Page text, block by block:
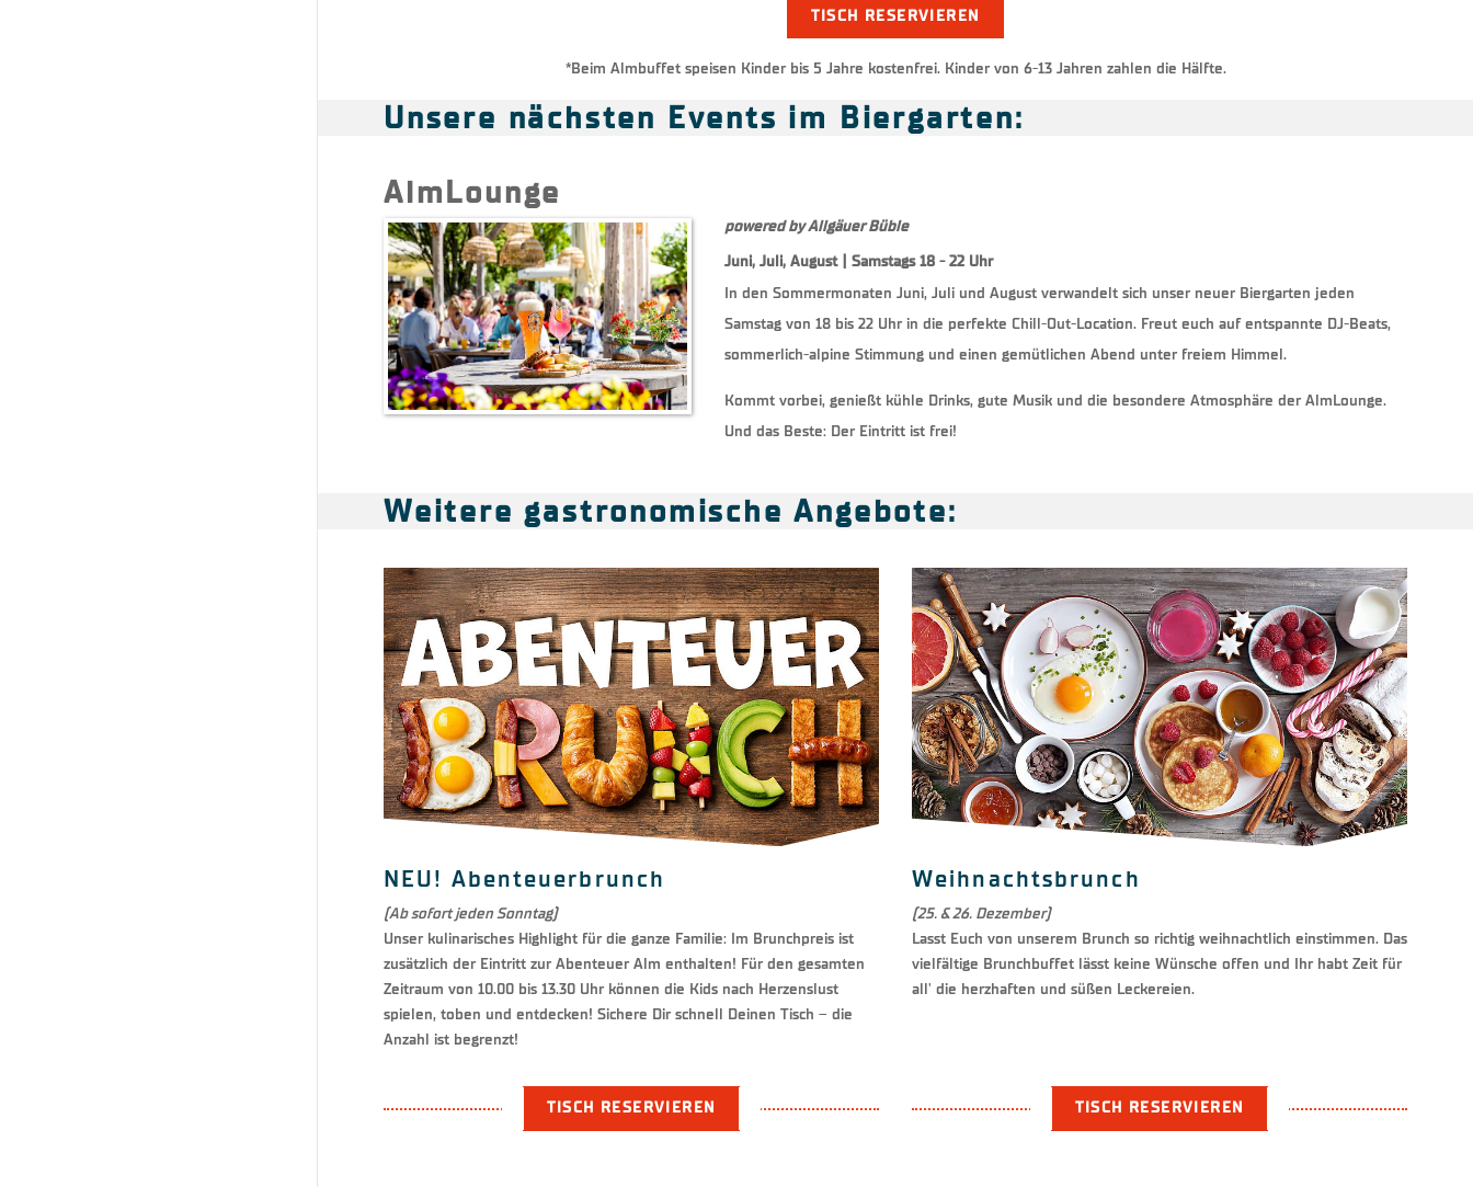
TISCH RESERVIEREN
*Beim Almbuffet speisen Kinder bis 5 Jahre kostenfrei. Kinder von 6-13 Jahren zahlen die Hälfte.
Unsere nächsten Events im Biergarten:
AlmLounge
powered by Allgäuer Büble
Juni, Juli, August | Samstags 18 - 22 Uhr
In den Sommermonaten Juni, Juli und August verwandelt sich unser neuer Biergarten jeden
Samstag von 18 bis 22 Uhr in die perfekte Chill-Out-Location. Freut euch auf entspannte DJ-Beats,
sommerlich-alpine Stimmung und einen gemütlichen Abend unter freiem Himmel.
Kommt vorbei, genießt kühle Drinks, gute Musik und die besondere Atmosphäre der AlmLounge.
Und das Beste: Der Eintritt ist frei!
Weitere gastronomische Angebote:
NEU! Abenteuerbrunch
(Ab sofort jeden Sonntag)
Unser kulinarisches Highlight für die ganze Familie: Im Brunchpreis ist
zusätzlich der Eintritt zur Abenteuer Alm enthalten! Für den gesamten
Zeitraum von 10.00 bis 13.30 Uhr können die Kids nach Herzenslust
spielen, toben und entdecken! Sichere Dir schnell Deinen Tisch – die
Anzahl ist begrenzt!
TISCH RESERVIEREN
Weihnachtsbrunch
(25. & 26. Dezember)
Lasst Euch von unserem Brunch so richtig weihnachtlich einstimmen. Das
vielfältige Brunchbuffet lässt keine Wünsche offen und Ihr habt Zeit für
all' die herzhaften und süßen Leckereien.
TISCH RESERVIEREN